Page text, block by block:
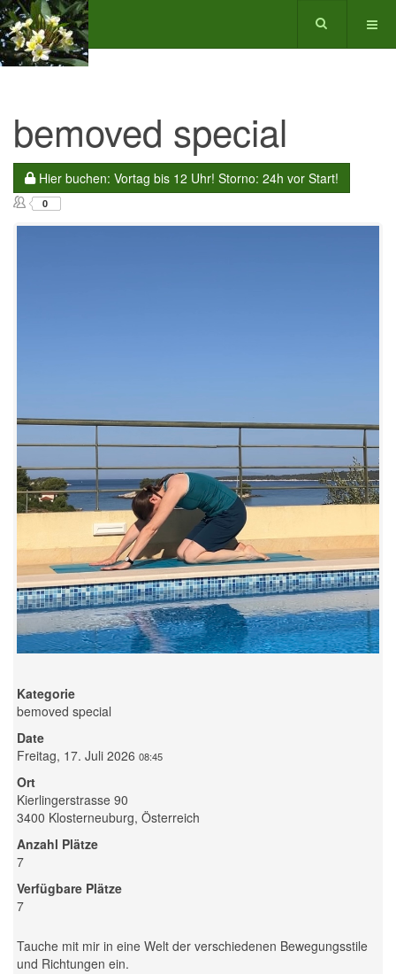
bemoved special
Hier buchen: Vortag bis 12 Uhr! Storno: 24h vor Start!
0
Kategorie
bemoved special
Date
Freitag, 17. Juli 2026 08:45
Ort
Kierlingerstrasse 90
3400 Klosterneuburg, Österreich
Anzahl Plätze
7
Verfügbare Plätze
7
Tauche mit mir in eine Welt der verschiedenen Bewegungsstile
und Richtungen ein.